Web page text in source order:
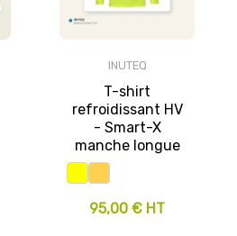
INUTEQ
T-shirt
refroidissant HV
- Smart-X
manche longue
95,00 € HT